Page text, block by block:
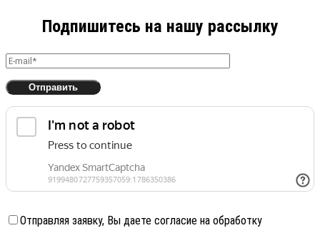
Подпишитесь на нашу рассылку
Отправляя заявку, Вы даете согласие на обработку